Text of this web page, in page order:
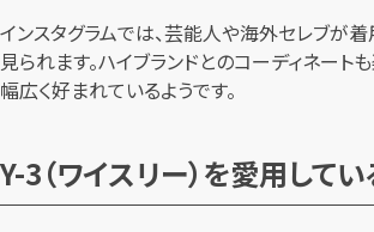
インスタグラムでは、芸能人や海外セレブが
見られます。ハイブランドとのコーディネート
幅広く好まれているようです。
Y-3（ワイスリー）を愛用して